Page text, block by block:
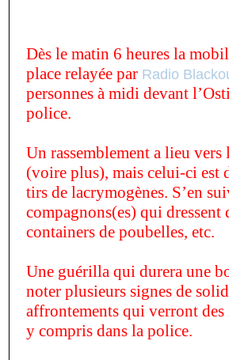
Dès le matin 6 heures la
place relayée par Radio
personnes à midi devant l’
police.
Un rassemblement a lieu vers
(voire plus), mais celui-ci est
tirs de lacrymogènes. S’en
compagnons(es) qui dressent
containers de poubelles, etc.
Une guérilla qui durera une
noter plusieurs signes de
affrontements qui verront des
y compris dans la police.